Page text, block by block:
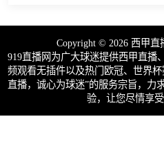
Copyright © 2026 西甲直
919直播网为广大球迷提供西甲直播
频观看无插件以及热门欧冠、世界
直播，诚心为球迷”的服务宗旨，力
验，让您尽情享受